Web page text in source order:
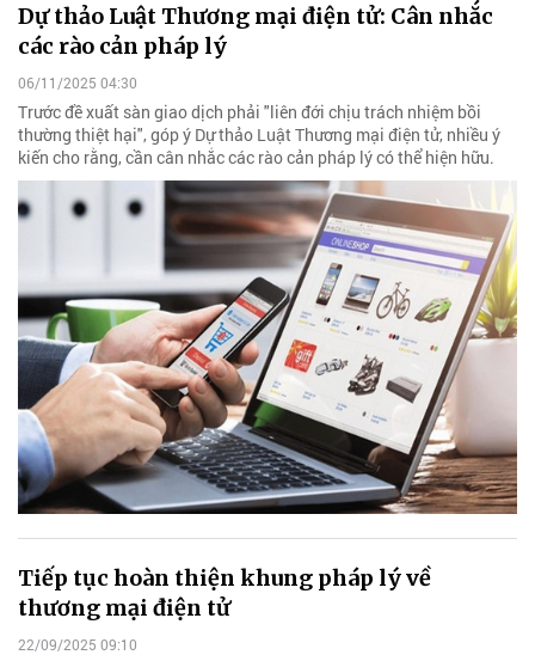
Dự thảo Luật Thương mại điện tử: Cân nhắc
các rào cản pháp lý
06/11/2025 04:30
Trước đề xuất sàn giao dịch phải "liên đới chịu trách nhiệm bồi
thường thiệt hại", góp ý Dự thảo Luật Thương mại điện tử, nhiều ý
kiến cho rằng, cần cân nhắc các rào cản pháp lý có thể hiện hữu.
Tiếp tục hoàn thiện khung pháp lý về
thương mại điện tử
22/09/2025 09:10